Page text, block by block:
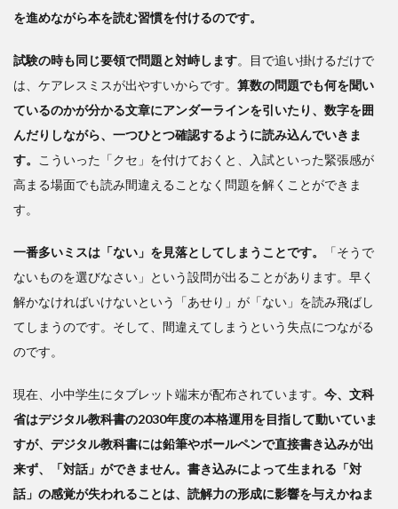
を進めながら本を読む習慣を付けるのです。
試験の時も同じ要領で問題と対峙します。目で追い掛けるだけで
は、ケアレスミスが出やすいからです。 算数の問題でも何を聞い
ているのかが分かる文章にアンダーラインを引いたり、数字を囲
んだりしながら、一つひとつ確認するように読み込んでいきま
す。
こういった「クセ」を付けておくと、入試といった緊張感が
高まる場面でも読み間違えることなく問題を解くことができま
す。
一番多いミスは「ない」を見落としてしまうことです。
「そうで
ないものを選びなさい」という設問が出ることがあります。早く
解かなければいけないという「あせり」が「ない」を読み飛ばし
てしまうのです。そして、間違えてしまうという失点につながる
のです。
現在、小中学生にタブレット端末が配布されています。 今、文科
省はデジタル教科書の2030年度の本格運用を目指して動いていま
すが、デジタル教科書には鉛筆やボールペンで直接書き込みが出
来ず、「対話」ができません。書き込みによって生まれる「対
話」の感覚が失われることは、読解力の形成に影響を与えかねま